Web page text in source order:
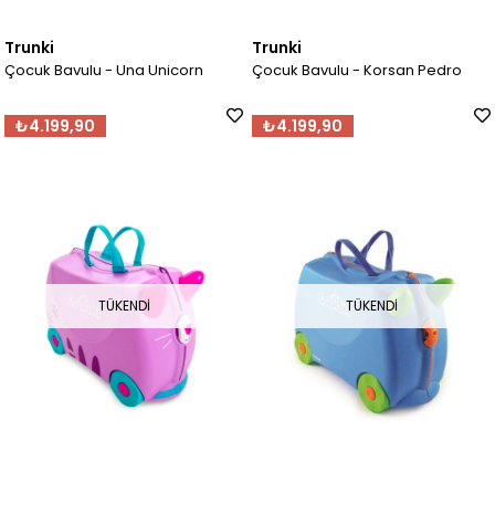
Trunki
Çocuk Bavulu - Una Unicorn
₺4.199,90
Trunki
Çocuk Bavulu - Korsan Pedro
₺4.199,90
TÜKENDI TÜKENDI